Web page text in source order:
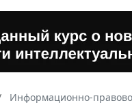
Информационно-